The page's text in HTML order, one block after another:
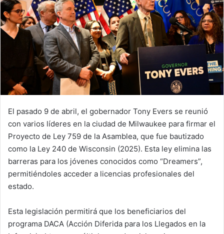
El pasado 9 de abril, el gobernador Tony Evers se reunió
con varios líderes en la ciudad de Milwaukee para firmar el
Proyecto de Ley 759 de la Asamblea, que fue bautizado
como la Ley 240 de Wisconsin (2025). Esta ley elimina las
barreras para los jóvenes conocidos como “Dreamers”,
permitiéndoles acceder a licencias profesionales del
estado.
Esta legislación permitirá que los beneficiarios del
programa DACA (Acción Diferida para los Llegados en la